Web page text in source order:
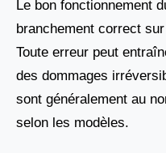
Le bon fonctionnement
branchement correct
Toute erreur peut
des dommages
sont généralement au
selon les modèles.